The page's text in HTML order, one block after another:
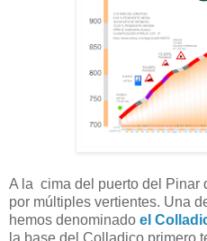
A la cima del puerto del Pinar
por múltiples vertientes. Una
hemos denominado el